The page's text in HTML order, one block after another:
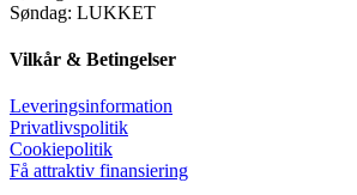
Søndag: LUKKET
Vilkår & Betingelser
Leveringsinformation
Privatlivspolitik
Cookiepolitik
Få attraktiv finansiering